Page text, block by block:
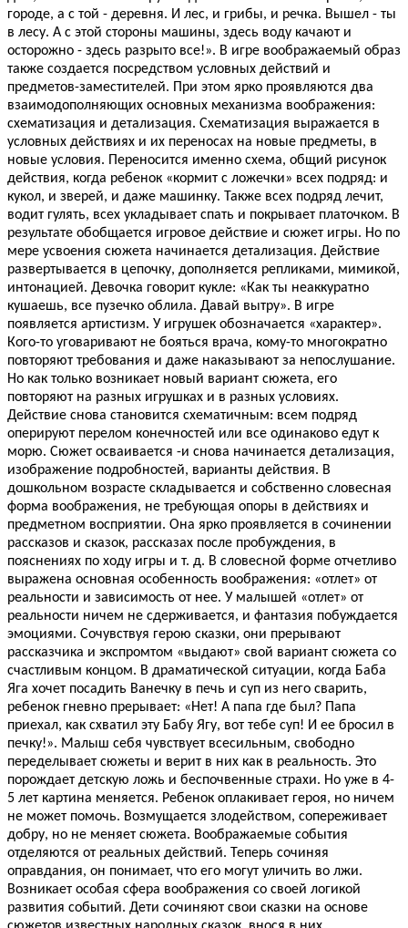
городе, а с той - деревня. И лес, и грибы, и речка. Вышел - ты
в лесу. А с этой стороны машины, здесь воду качают и
осторожно - здесь разрыто все!». В игре воображаемый образ
также создается посредством условных действий и
предметов-заместителей. При этом ярко проявляются два
взаимодополняющих основных механизма воображения:
схематизация и детализация. Схематизация выражается в
условных действиях и их переносах на новые предметы, в
новые условия. Переносится именно схема, общий рисунок
действия, когда ребенок «кормит с ложечки» всех подряд: и
кукол, и зверей, и даже машинку. Также всех подряд лечит,
водит гулять, всех укладывает спать и покрывает платочком. В
результате обобщается игровое действие и сюжет игры. Но по
мере усвоения сюжета начинается детализация. Действие
развертывается в цепочку, дополняется репликами, мимикой,
интонацией. Девочка говорит кукле: «Как ты неаккуратно
кушаешь, все пузечко облила. Давай вытру». В игре
появляется артистизм. У игрушек обозначается «характер».
Кого-то уговаривают не бояться врача, кому-то многократно
повторяют требования и даже наказывают за непослушание.
Но как только возникает новый вариант сюжета, его
повторяют на разных игрушках и в разных условиях.
Действие снова становится схематичным: всем подряд
оперируют перелом конечностей или все одинаково едут к
морю. Сюжет осваивается -и снова начинается детализация,
изображение подробностей, варианты действия. В
дошкольном возрасте складывается и собственно словесная
форма воображения, не требующая опоры в действиях и
предметном восприятии. Она ярко проявляется в сочинении
рассказов и сказок, рассказах после пробуждения, в
пояснениях по ходу игры и т. д. В словесной форме отчетливо
выражена основная особенность воображения: «отлет» от
реальности и зависимость от нее. У малышей «отлет» от
реальности ничем не сдерживается, и фантазия побуждается
эмоциями. Сочувствуя герою сказки, они прерывают
рассказчика и экспромтом «выдают» свой вариант сюжета со
счастливым концом. В драматической ситуации, когда Баба
Яга хочет посадить Ванечку в печь и суп из него сварить,
ребенок гневно прерывает: «Нет! А папа где был? Папа
приехал, как схватил эту Бабу Ягу, вот тебе суп! И ее бросил в
печку!». Малыш себя чувствует всесильным, свободно
переделывает сюжеты и верит в них как в реальность. Это
порождает детскую ложь и беспочвенные страхи. Но уже в 4-
5 лет картина меняется. Ребенок оплакивает героя, но ничем
не может помочь. Возмущается злодейством, сопереживает
добру, но не меняет сюжета. Воображаемые события
отделяются от реальных действий. Теперь сочиняя
оправдания, он понимает, что его могут уличить во лжи.
Возникает особая сфера воображения со своей логикой
развития событий. Дети сочиняют свои сказки на основе